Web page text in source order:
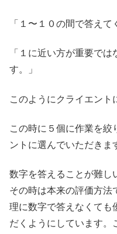
「１〜１０の間で答えて
「１に近い方が重要で
す。」
このようにクライエント
この時に５個に作業を絞
ントに選んでいただきま
数字を答えることが難し
その時は本来の評価方法
理に数字で答えなくても
だくようにしています。